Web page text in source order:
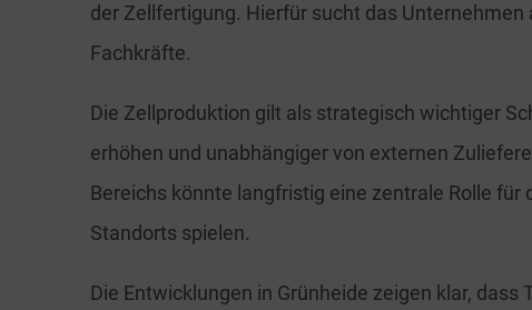
der Zellfertigung. Hierfür sucht das
Fachkräfte.
Die Zellproduktion gilt als strategisch wichtiger
erhöhen und unabhängiger von externen
Bereichs könnte langfristig eine zentrale Rolle
Standorts spielen.
Die Entwicklungen in Grünheide zeigen klar,